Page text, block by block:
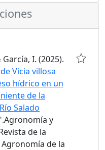
García, I. (2025).
Vicia villosa
hídrico en un
de la
Salado
y
de la
de la